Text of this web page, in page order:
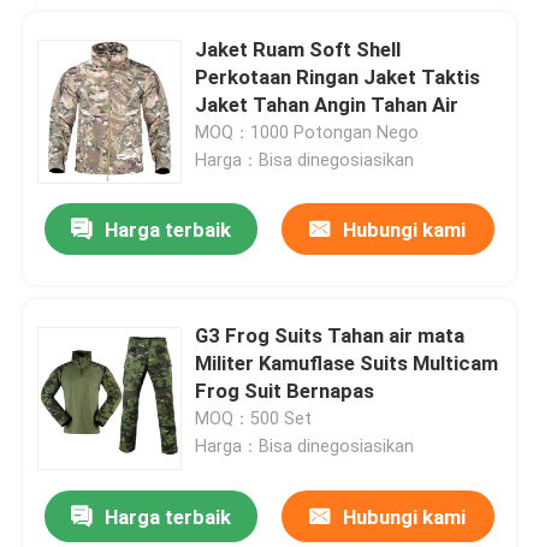
Jaket Ruam Soft Shell
Perkotaan Ringan Jaket Taktis
Jaket Tahan Angin Tahan Air
MOQ：1000 Potongan Nego
Harga：Bisa dinegosiasikan
Harga terbaik Hubungi kami
G3 Frog Suits Tahan air mata
Militer Kamuflase Suits Multicam
Frog Suit Bernapas
MOQ：500 Set
Harga：Bisa dinegosiasikan
Harga terbaik Hubungi kami